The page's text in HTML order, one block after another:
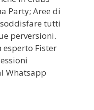
Party; Aree di
tutti
perversioni.
esperto Fister
Whatsapp